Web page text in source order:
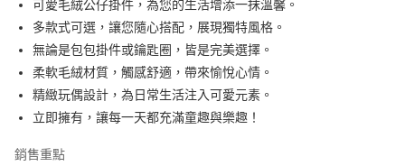
街口支付
全盈+PAY
ATM付款
可愛毛絨公仔掛件，為您的生活增添一抹溫馨。
多款式可選，讓您隨心搭配，展現獨特風格。
無論是包包掛件或鑰匙圈，皆是完美選擇。
柔軟毛絨材質，觸感舒適，帶來愉悅心情。
精緻玩偶設計，為日常生活注入可愛元素。
立即擁有，讓每一天都充滿童趣與樂趣！
銷售重點